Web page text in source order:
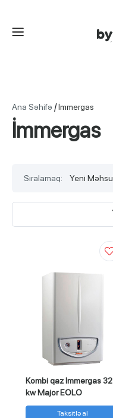
Ana Səhifə /İmmergas
İmmergas
Sıralamaq:
Kombi qaz Immergas 32
kw Major EOLO
Taksitlə al